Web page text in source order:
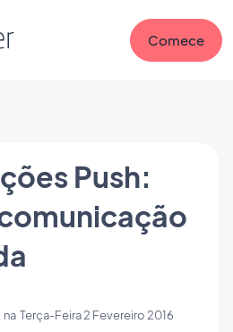
Comece
Push:
na Terça-Feira 2 Fevereiro 2016